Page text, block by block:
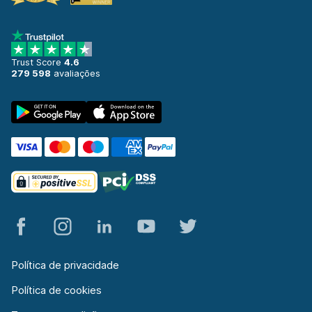
49 ofertas especiais em 1 localização
Viseu
197 ofertas especiais em 1 localização
Trust Score 4.6
279 598 avaliações
Política de privacidade
Política de cookies